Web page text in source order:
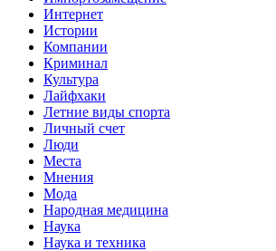
Интернет
Истории
Компании
Криминал
Культура
Лайфхаки
Летние виды спорта
Личный счет
Люди
Места
Мнения
Мода
Народная медицина
Наука
Наука и техника